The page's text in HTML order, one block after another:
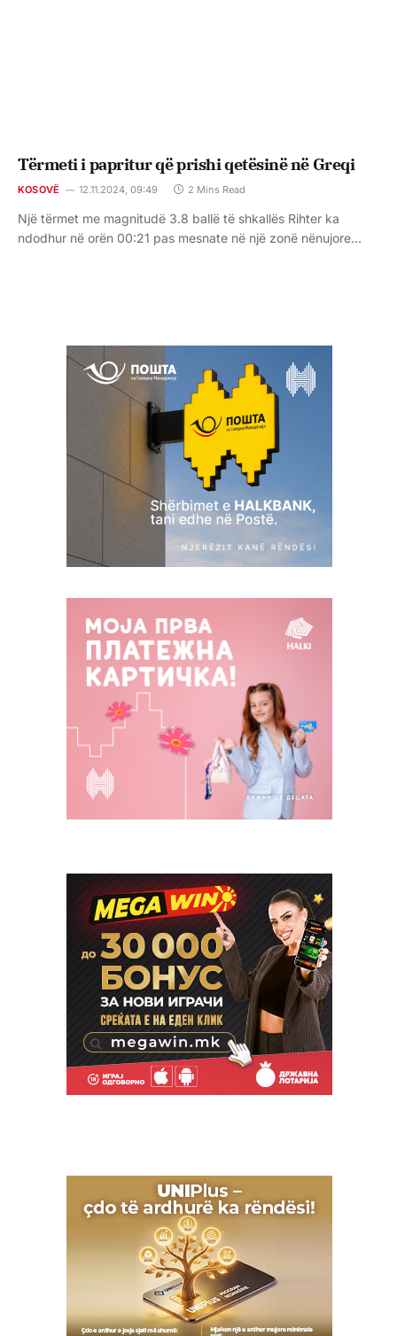
Tërmeti i papritur që prishi qetësinë në Greqi
KOSOVË 12.11.2024, 09:49 2 Mins Read
Një tërmet me magnitudë 3.8 ballë të shkallës Rihter ka
ndodhur në orën 00:21 pas mesnate në një zonë nënujore…